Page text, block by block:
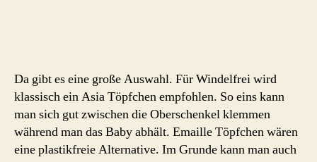
Da gibt es eine große Auswahl. Für Windelfrei wird
klassisch ein Asia Töpfchen empfohlen. So eins kann
man sich gut zwischen die Oberschenkel klemmen
während man das Baby abhält. Emaille Töpfchen wären
eine plastikfreie Alternative. Im Grunde kann man auch